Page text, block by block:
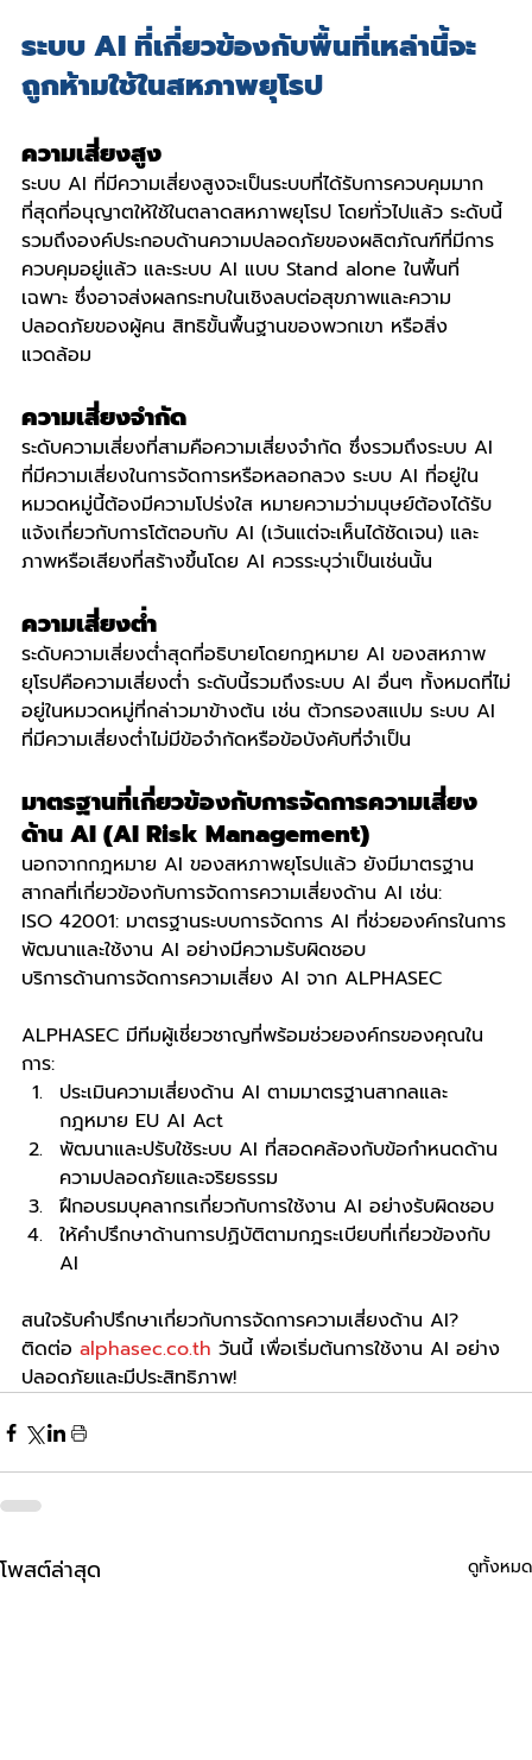
ระบบ AI ที่เกี่ยวข้องกับพื้นที่เหล่านี้จะ
ถูกห้ามใช้ในสหภาพยุโรป
ความเสี่ยงสูง
ระบบ AI ที่มีความเสี่ยงสูงจะเป็นระบบที่ได้รับการควบคุมมาก
ที่สุดที่อนุญาตให้ใช้ในตลาดสหภาพยุโรป โดยทั่วไปแล้ว ระดับนี้
รวมถึงองค์ประกอบด้านความปลอดภัยของผลิตภัณฑ์ที่มีการ
ควบคุมอยู่แล้ว และระบบ AI แบบ Stand alone ในพื้นที่
เฉพาะ ซึ่งอาจส่งผลกระทบในเชิงลบต่อสุขภาพและความ
ปลอดภัยของผู้คน สิทธิขั้นพื้นฐานของพวกเขา หรือสิ่ง
แวดล้อม
ความเสี่ยงจำกัด
ระดับความเสี่ยงที่สามคือความเสี่ยงจำกัด ซึ่งรวมถึงระบบ AI
ที่มีความเสี่ยงในการจัดการหรือหลอกลวง ระบบ AI ที่อยู่ใน
หมวดหมู่นี้ต้องมีความโปร่งใส หมายความว่ามนุษย์ต้องได้รับ
แจ้งเกี่ยวกับการโต้ตอบกับ AI (เว้นแต่จะเห็นได้ชัดเจน) และ
ภาพหรือเสียงที่สร้างขึ้นโดย AI ควรระบุว่าเป็นเช่นนั้น
ความเสี่ยงต่ำ
ระดับความเสี่ยงต่ำสุดที่อธิบายโดยกฎหมาย AI ของสหภาพ
ยุโรปคือความเสี่ยงต่ำ ระดับนี้รวมถึงระบบ AI อื่นๆ ทั้งหมดที่ไม่
อยู่ในหมวดหมู่ที่กล่าวมาข้างต้น เช่น ตัวกรองสแปม ระบบ AI
ที่มีความเสี่ยงต่ำไม่มีข้อจำกัดหรือข้อบังคับที่จำเป็น
มาตรฐานที่เกี่ยวข้องกับการจัดการความเสี่ยง
ด้าน AI (AI Risk Management)
นอกจากกฎหมาย AI ของสหภาพยุโรปแล้ว ยังมีมาตรฐาน
สากลที่เกี่ยวข้องกับการจัดการความเสี่ยงด้าน AI เช่น:
ISO 42001: มาตรฐานระบบการจัดการ AI ที่ช่วยองค์กรในการ
พัฒนาและใช้งาน AI อย่างมีความรับผิดชอบ
บริการด้านการจัดการความเสี่ยง AI จาก ALPHASEC
ALPHASEC มีทีมผู้เชี่ยวชาญที่พร้อมช่วยองค์กรของคุณใน
การ:
ประเมินความเสี่ยงด้าน AI ตามมาตรฐานสากลและ
กฎหมาย EU AI Act
พัฒนาและปรับใช้ระบบ AI ที่สอดคล้องกับข้อกำหนดด้าน
ความปลอดภัยและจริยธรรม
ฝึกอบรมบุคลากรเกี่ยวกับการใช้งาน AI อย่างรับผิดชอบ
ให้คำปรึกษาด้านการปฏิบัติตามกฎระเบียบที่เกี่ยวข้องกับ
AI
สนใจรับคำปรึกษาเกี่ยวกับการจัดการความเสี่ยงด้าน AI?
ติดต่อ alphasec.co.th วันนี้ เพื่อเริ่มต้นการใช้งาน AI อย่าง
ปลอดภัยและมีประสิทธิภาพ!
โพสต์ล่าสุด ดูทั้งหมด